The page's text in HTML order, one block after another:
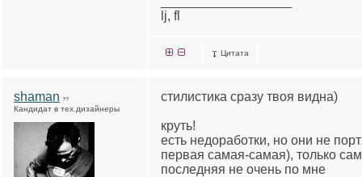
lj, fl
Цитата
shaman
Кандидат в тех.дизайнеры
стилистика сразу твоя видна)
круть!
есть недоработки, но они не
первая самая-самая), только
последняя не очень по мне